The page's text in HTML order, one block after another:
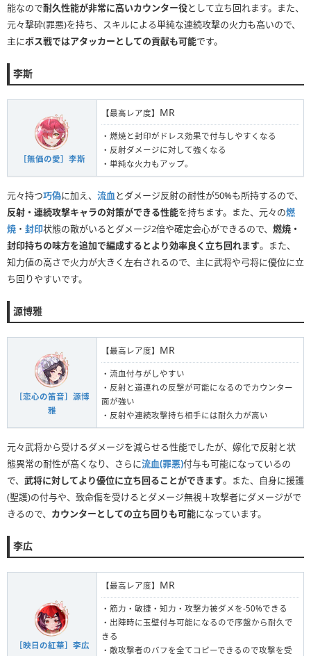
能なので耐久性能が非常に高いカウンター役として立ち回れます。また、
元々撃砕(罪悪)を持ち、スキルによる単純な連続攻撃の火力も高いので、
主にボス戦ではアタッカーとしての貢献も可能です。
李斯
［無価の愛］李斯
【最高レア度】 MR
・燃焼と封印がドレス効果で付与しやすくなる
・反射ダメージに対して強くなる
・単純な火力もアップ。
元々持つ巧偽に加え、 流血とダメージ反射の耐性が50%も所持するので、
反射・連続攻撃キャラの対策ができる性能を持ちます。また、元々の燃
焼 ・ 封印状態の敵がいるとダメージ2倍や確定会心ができるので、 燃焼・
封印持ちの味方を追加で編成するとより効率良く立ち回れます。また、
知力値の高さで火力が大きく左右されるので、主に武将や弓将に優位に立
ち回りやすいです。
源博雅
［恋心の笛音］源博
雅
【最高レア度】 MR
・流血付与がしやすい
・反射と道連れの反撃が可能になるのでカウンター
面が強い
・反射や連続攻撃持ち相手には耐久力が高い
元々武将から受けるダメージを減らせる性能でしたが、嫁化で反射と状
態異常の耐性が高くなり、さらに流血(罪悪)付与も可能になっているの
で、 武将に対してより優位に立ち回ることができます。また、自身に援護
(聖護)の付与や、致命傷を受けるとダメージ無視＋攻撃者にダメージがで
きるので、 カウンターとしての立ち回りも可能になっています。
李広
［映日の紅華］李広
【最高レア度】 MR
・筋力・敏捷・知力・攻撃力被ダメを-50%できる
・出陣時に玉壁付与可能になるので序盤から耐久で
きる
・敵攻撃者のバフを全てコピーできるので攻撃を受